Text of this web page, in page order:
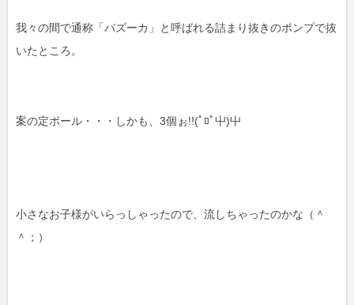
我々の間で通称「バズーカ」と呼ばれる詰まり抜きのポンプで抜
いたところ。
案の定ボール・・・しかも、3個ぉ!!(ﾟﾛﾟ屮)屮
小さなお子様がいらっしゃったので、流しちゃったのかな（＾
＾；）